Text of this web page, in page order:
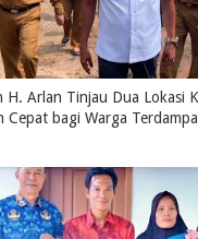
H. Arlan Tinjau Dua Lokasi
Cepat bagi Warga